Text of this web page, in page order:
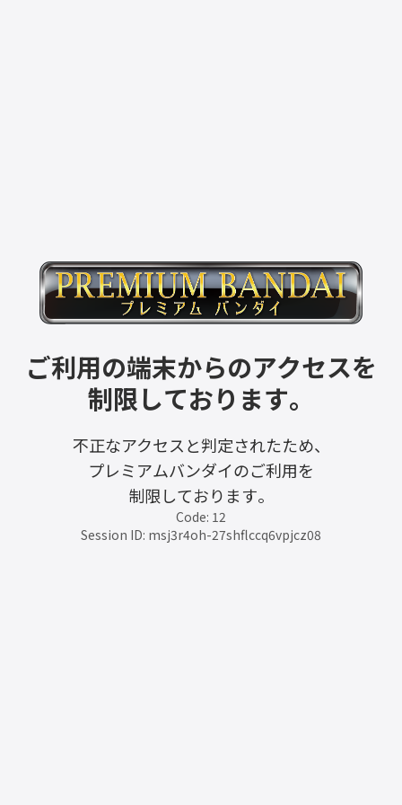
ご利用の端末からのアクセスを
制限しております。
不正なアクセスと判定されたため、
プレミアムバンダイのご利用を
制限しております。
Code: 12
Session ID: msj3r4oh-27shflccq6vpjcz08